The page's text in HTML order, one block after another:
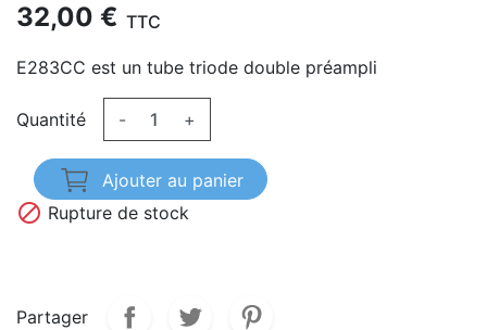
32,00 € TTC
E283CC est un tube triode double préampli
Quantité - +
Ajouter au panier
 Rupture de stock
Partager